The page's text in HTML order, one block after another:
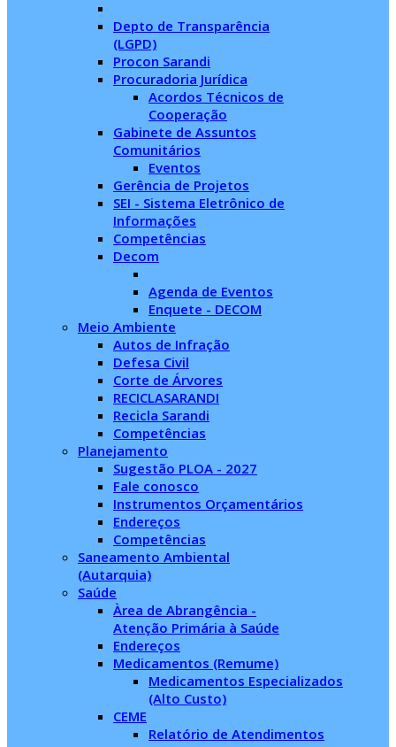
Depto de Transparência
(LGPD)
Procon Sarandi
Procuradoria Jurídica
Acordos Técnicos de
Cooperação
Gabinete de Assuntos
Comunitários
Eventos
Gerência de Projetos
SEI - Sistema Eletrônico de
Informações
Competências
Decom
Agenda de Eventos
Enquete - DECOM
Meio Ambiente
Autos de Infração
Defesa Civil
Corte de Árvores
RECICLASARANDI
Recicla Sarandi
Competências
Planejamento
Sugestão PLOA - 2027
Fale conosco
Instrumentos Orçamentários
Endereços
Competências
Saneamento Ambiental
(Autarquia)
Saúde
Àrea de Abrangência -
Atenção Primária à Saúde
Endereços
Medicamentos (Remume)
Medicamentos Especializados
(Alto Custo)
CEME
Relatório de Atendimentos